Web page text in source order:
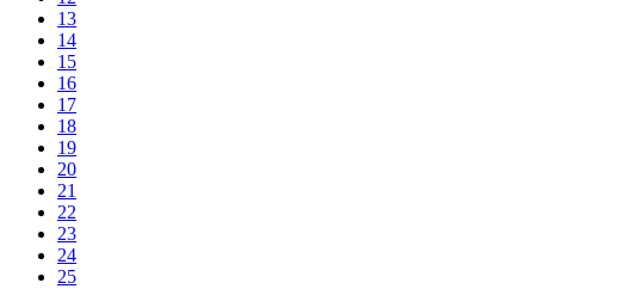
13
14
15
16
17
18
19
20
21
22
23
24
25